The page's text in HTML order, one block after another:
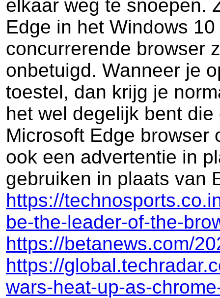
elkaar weg te snoepen.
Edge in het Windows
concurrerende browser
onbetuigd. Wanneer je
toestel, dan krijg je
het wel degelijk bent
Microsoft Edge browser
ook een advertentie in
gebruiken in plaats van
https://
be-the-leader-of-the-
https://betanews.com/
https://
wars-heat-up-as-